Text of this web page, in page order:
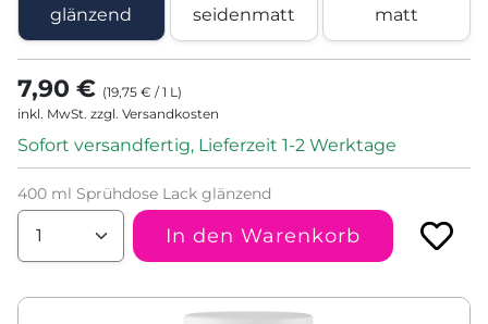
glänzend seidenmatt matt
7,90 € (19,75 € /1 L )
inkl. MwSt. zzgl. Versandkosten
Sofort versandfertig, Lieferzeit 1-2 Werktage
400 ml Sprühdose Lack glänzend
In den Warenkorb